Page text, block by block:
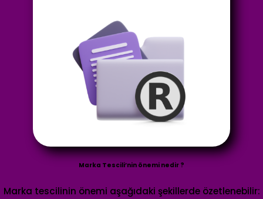
Marka Tescili’nin önemi nedir ?
Marka tescilinin önemi aşağıdaki şekillerde özetlenebilir: